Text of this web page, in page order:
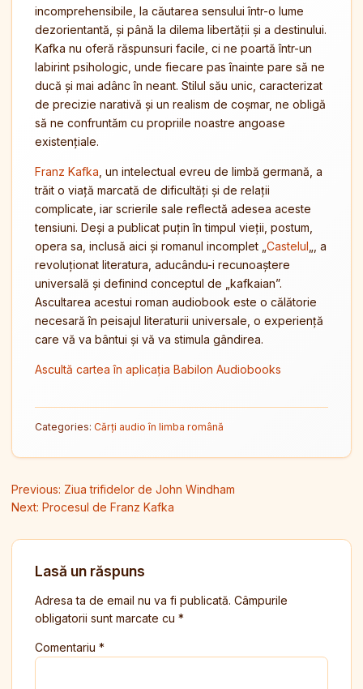
incomprehensibile, la căutarea sensului într-o lume
dezorientantă, și până la dilema libertății și a destinului.
Kafka nu oferă răspunsuri facile, ci ne poartă într-un
labirint psihologic, unde fiecare pas înainte pare să ne
ducă și mai adânc în neant. Stilul său unic, caracterizat
de precizie narativă și un realism de coșmar, ne obligă
să ne confruntăm cu propriile noastre angoase
existențiale.
Franz Kafka , un intelectual evreu de limbă germană, a
trăit o viață marcată de dificultăți și de relații
complicate, iar scrierile sale reflectă adesea aceste
tensiuni. Deși a publicat puțin în timpul vieții, postum,
opera sa, inclusă aici și romanul incomplet „ Castelul „, a
revoluționat literatura, aducându-i recunoaștere
universală și definind conceptul de „kafkaian”.
Ascultarea acestui roman audiobook este o călătorie
necesară în peisajul literaturii universale, o experiență
care vă va bântui și vă va stimula gândirea.
Ascultă cartea în aplicația Babilon Audiobooks
Categories: Cărți audio în limba română
Navigare în articole
Previous: Ziua trifidelor de John Windham
Next: Procesul de Franz Kafka
Lasă un răspuns
Adresa ta de email nu va fi publicată. Câmpurile
obligatorii sunt marcate cu *
Comentariu *